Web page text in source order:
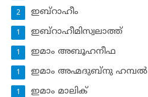
ഇബ്‌റാഹീം
2
ഇബ്‌റാഹീമിസ്വലാത്ത്
1
ഇമാം അബൂഹനീഫ
1
ഇമാം അഹ്മദുബ്‌നു ഹമ്പല്‍
1
ഇമാം മാലിക്
1